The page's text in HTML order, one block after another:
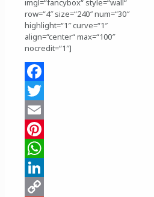
imgl=“fancybox“ style=“wall“
row=“4″ size=“240″ num=“30″
highlight=“1″ curve=“1″
align=“center“ max=“100″
nocredit=“1″]
Facebook
Twitter
Email
Pinterest
WhatsApp
LinkedIn